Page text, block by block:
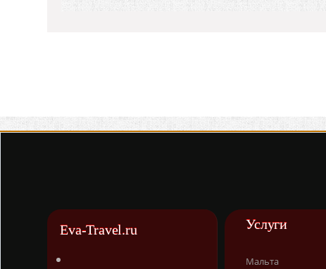
Eva-Travel.ru Услуги
Мальта